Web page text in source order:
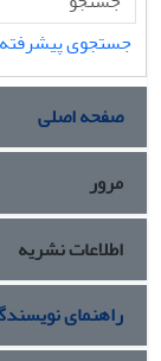
جستجوی پیشرفته
صفحه اصلی
مرور
اطلاعات نشریه
راهنمای